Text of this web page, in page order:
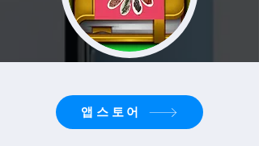
앱스토어